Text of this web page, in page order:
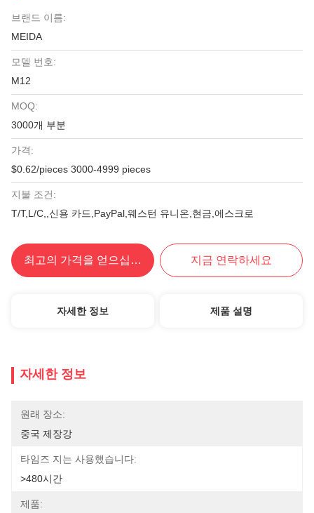
브랜드 이름:
MEIDA
모델 번호:
M12
MOQ:
3000개 부분
가격:
$0.62/pieces 3000-4999 pieces
지불 조건:
T/T,L/C,,신용 카드,PayPal,웨스턴 유니온,현금,에스크로
최고의 가격을 얻으십시오 지금 연락하세요
자세한 정보 제품 설명
자세한 정보
원래 장소:
중국 제장강
타임즈 지는 사용했습니다:
>480시간
제품: